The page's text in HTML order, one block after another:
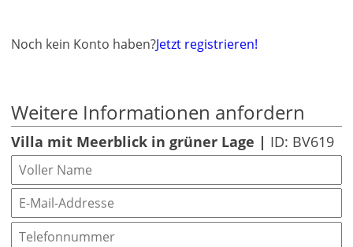
Noch kein Konto haben?Jetzt registrieren!
Weitere Informationen anfordern
Villa mit Meerblick in grüner Lage | ID: BV619